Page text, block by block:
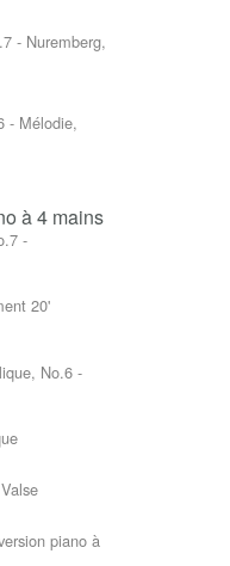
- Nuremberg,
- Mélodie,
à 4 mains
-
20'
No.6 -
piano à